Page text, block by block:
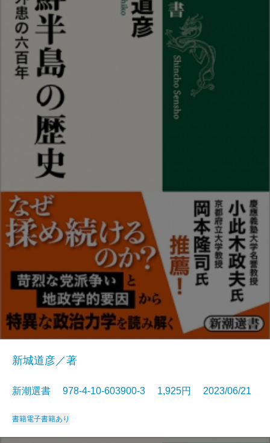
新城道彦／著
新潮選書 978-4-10-603900-3 1,925円 2023/06/21
書籍電子書籍あり